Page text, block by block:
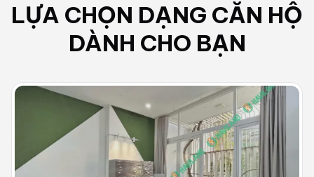
LỰA CHỌN DẠNG CĂN HỘ
DÀNH CHO BẠN